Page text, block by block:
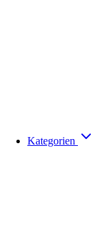
Kategorien